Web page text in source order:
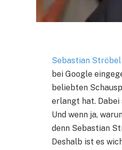
Sebastian
bei Google
beliebten
erlangt hat.
Und wenn ja,
denn Sebastian
Deshalb ist es